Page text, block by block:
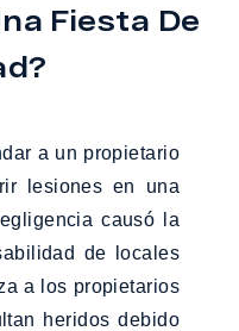
Fiesta De
a un propietario
lesiones en una
causó la
de locales
a los propietarios
heridos debido